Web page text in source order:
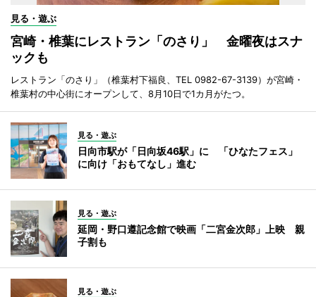
見る・遊ぶ
宮崎・椎葉にレストラン「のさり」 金曜夜はスナ
ックも
レストラン「のさり」（椎葉村下福良、TEL 0982-67-3139）が宮崎・
椎葉村の中心街にオープンして、8月10日で1カ月がたつ。
見る・遊ぶ
日向市駅が「日向坂46駅」に 「ひなたフェス」
に向け「おもてなし」進む
見る・遊ぶ
延岡・野口遵記念館で映画「二宮金次郎」上映 親
子割も
見る・遊ぶ